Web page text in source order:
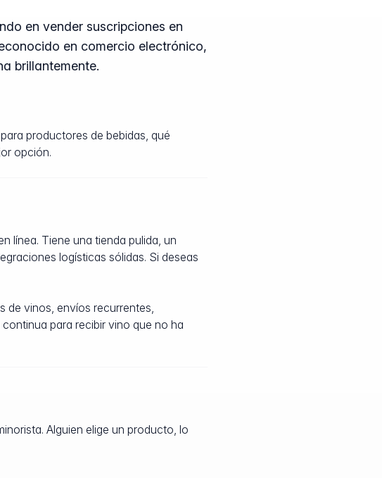
en vender suscripciones en
en comercio electrónico,
brillantemente.
productores de bebidas, qué
opción.
línea. Tiene una tienda pulida, un
logísticas sólidas. Si deseas
de vinos, envíos recurrentes,
para recibir vino que no ha
Alguien elige un producto, lo